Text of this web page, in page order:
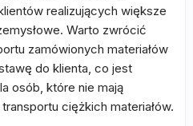
realizujących większe
Warto zwrócić
zamówionych materiałów
do klienta, co jest
osób, które nie mają
ciężkich materiałów.